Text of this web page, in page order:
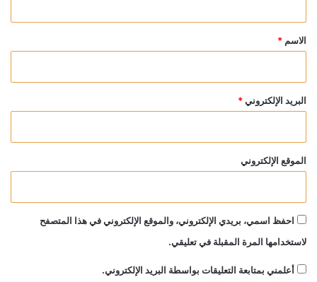
*
الاسم *
البريد الإلكتروني *
الموقع الإلكتروني
احفظ اسمي، بريدي الإلكتروني، والموقع الإلكتروني في هذا المتصفح
لاستخدامها المرة المقبلة في تعليقي.
أعلمني بمتابعة التعليقات بواسطة البريد الإلكتروني.